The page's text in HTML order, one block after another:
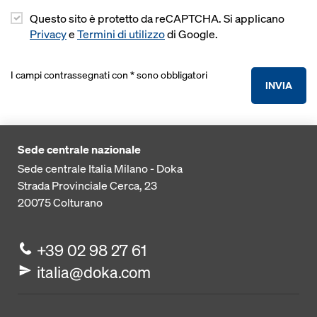
Questo sito è protetto da reCAPTCHA. Si applicano
PrivacyeTermini di utilizzodi Google.
INVIA
I campi contrassegnati con * sono obbligatori
Sede centrale nazionale
Sede centrale Italia Milano - Doka
Strada Provinciale Cerca, 23
20075Colturano
+39 02 98 27 61
italia@doka.com